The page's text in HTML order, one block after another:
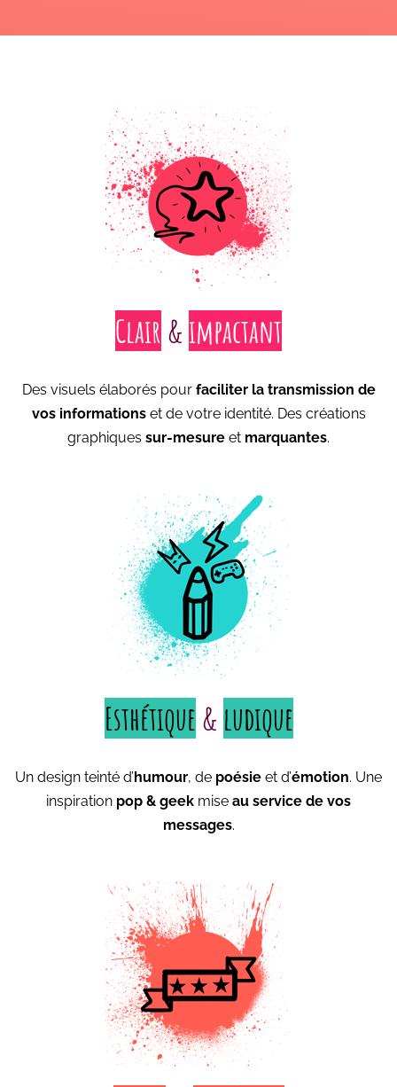
Clair&impactant
Des visuels élaborés pour faciliter la transmission de
vos informationset de votre identité. Des créations
graphiques sur-mesure et marquantes.
Esthétique& ludique
Un design teinté d’humour, de poésie et d’émotion. Une
inspiration pop & geek mise au service de vos
messages.